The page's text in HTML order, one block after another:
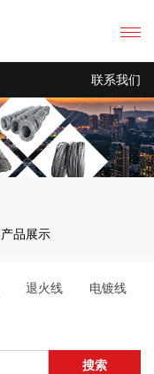
联系我们
产品展示
退火线 电镀线
搜索